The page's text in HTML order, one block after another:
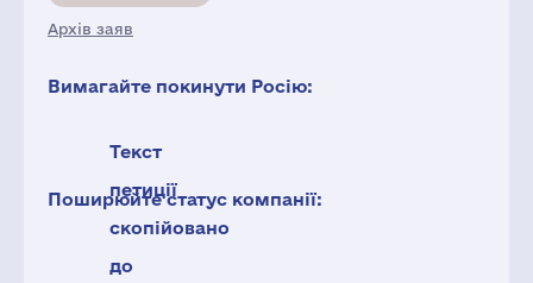
Архів заяв
Вимагайте покинути Росію:
Текст
петиції
скопійовано
до
Поширюйте статус компанії: